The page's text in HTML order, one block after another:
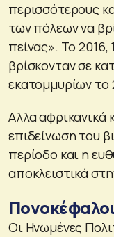
περισσότερους
των πόλεων να
πείνας». Το 2016,
βρίσκονταν σε
εκατομμυρίων το
Αλλα αφρικανικά
επιδείνωση του
περίοδο και η
αποκλειστικά
Οι Ηνωμένες